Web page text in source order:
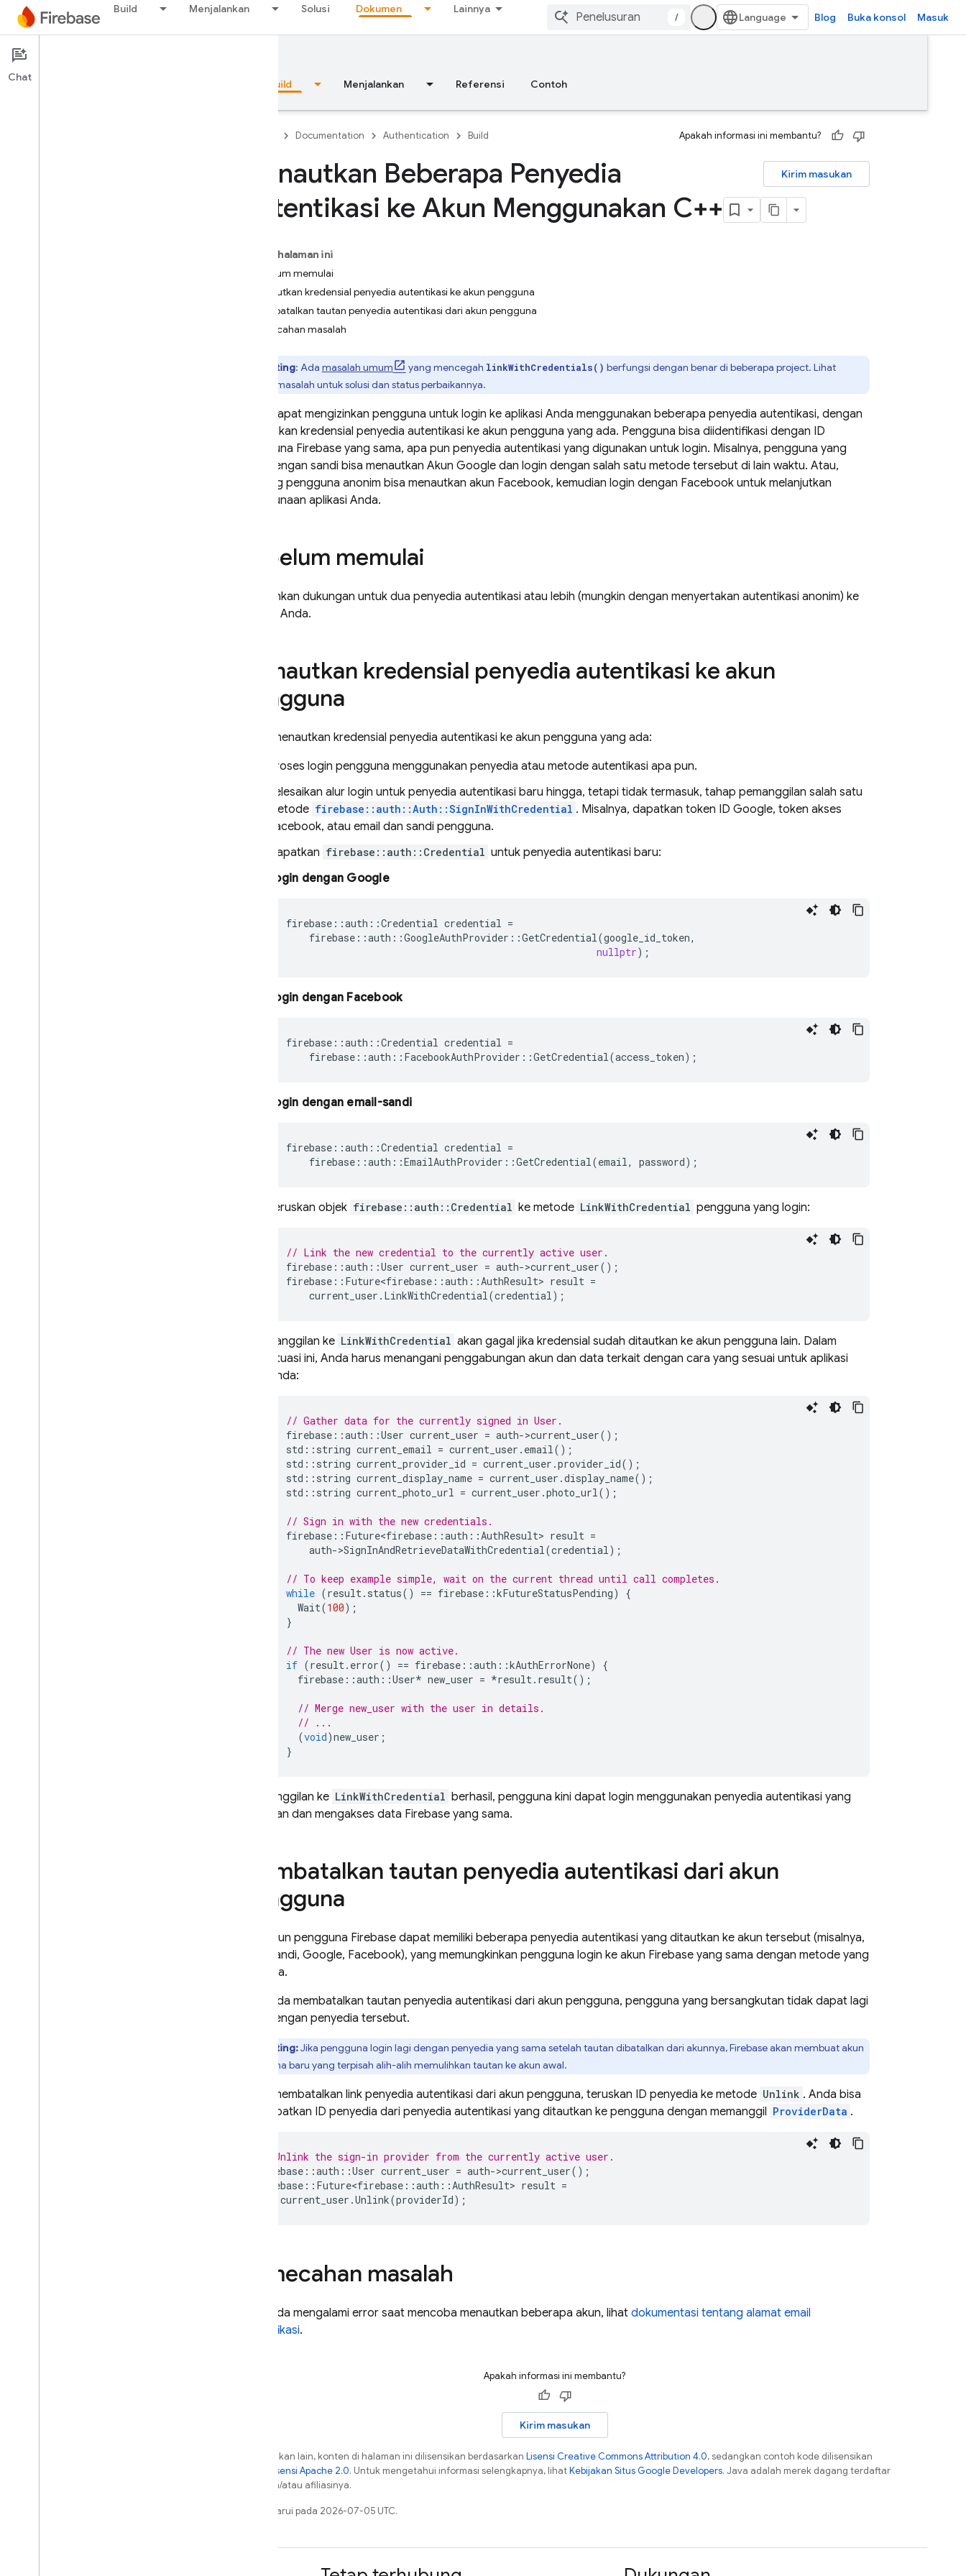
Build Menjalankan Solusi Dokumen Lainnya
/ Blog Buka konsol Masuk
Documentation
Ringkasan Build Menjalankan Referensi Contoh
Documentation Authentication Build Apakah informasi ini membantu?
Kirim masukan
Menautkan Beberapa Penyedia
Autentikasi ke Akun Menggunakan C++
Pada halaman ini
Sebelum memulai
Menautkan kredensial penyedia autentikasi ke akun pengguna
Membatalkan tautan penyedia autentikasi dari akun pengguna
Pemecahan masalah
Penting: Ada masalah umum yang mencegah linkWithCredentials() berfungsi dengan benar di beberapa project. Lihat
laporan masalah untuk solusi dan status perbaikannya.
Anda dapat mengizinkan pengguna untuk login ke aplikasi Anda menggunakan beberapa penyedia autentikasi, dengan
menautkan kredensial penyedia autentikasi ke akun pengguna yang ada. Pengguna bisa diidentifikasi dengan ID
pengguna Firebase yang sama, apa pun penyedia autentikasi yang digunakan untuk login. Misalnya, pengguna yang
login dengan sandi bisa menautkan Akun Google dan login dengan salah satu metode tersebut di lain waktu. Atau,
seorang pengguna anonim bisa menautkan akun Facebook, kemudian login dengan Facebook untuk melanjutkan
penggunaan aplikasi Anda.
Sebelum memulai
Tambahkan dukungan untuk dua penyedia autentikasi atau lebih (mungkin dengan menyertakan autentikasi anonim) ke
aplikasi Anda.
Menautkan kredensial penyedia autentikasi ke akun
pengguna
Untuk menautkan kredensial penyedia autentikasi ke akun pengguna yang ada:
Proses login pengguna menggunakan penyedia atau metode autentikasi apa pun.
Selesaikan alur login untuk penyedia autentikasi baru hingga, tetapi tidak termasuk, tahap pemanggilan salah satu
metode firebase::auth::Auth::SignInWithCredential . Misalnya, dapatkan token ID Google, token akses
Facebook, atau email dan sandi pengguna.
Dapatkan firebase::auth::Credential untuk penyedia autentikasi baru:
Login dengan Google
firebase ::auth ::Credential credential =
firebase ::auth ::GoogleAuthProvider ::GetCredential(google_id_token,
nullptr);
Login dengan Facebook
firebase ::auth ::Credential credential =
firebase ::auth :: FacebookAuthProvider ::GetCredential(access_token);
Login dengan email-sandi
firebase ::auth ::Credential credential =
firebase ::auth ::EmailAuthProvider ::GetCredential(email, password);
Teruskan objek firebase::auth::Credential ke metode LinkWithCredential pengguna yang login:
// Link the new credential to the currently active user.
firebase ::auth ::User current_user = auth->current_user();
firebase :: Future<firebase ::auth ::AuthResult> result =
current_user . LinkWithCredential(credential);
Panggilan ke LinkWithCredential akan gagal jika kredensial sudah ditautkan ke akun pengguna lain. Dalam
situasi ini, Anda harus menangani penggabungan akun dan data terkait dengan cara yang sesuai untuk aplikasi
Anda:
// Gather data for the currently signed in User.
firebase ::auth ::User current_user = auth->current_user();
std :: string current_email = current_user . email();
std :: string current_provider_id = current_user .provider_id();
std :: string current_display_name = current_user .display_name();
std :: string current_photo_url = current_user .photo_url();
// Sign in with the new credentials.
firebase :: Future<firebase ::auth ::AuthResult> result =
auth->SignInAndRetrieveDataWithCredential(credential);
// To keep example simple, wait on the current thread until call completes.
while (result. status() == firebase ::kFutureStatusPending)
{
Wait(100);
}
// The new User is now active.
if (result. error() == firebase ::auth ::kAuthErrorNone)
{
firebase ::auth ::User* new_user = *result. result();
// Merge new_user with the user in details.
// ...
(void)new_user ;
}
Jika panggilan ke LinkWithCredential berhasil, pengguna kini dapat login menggunakan penyedia autentikasi yang
ditautkan dan mengakses data Firebase yang sama.
Membatalkan tautan penyedia autentikasi dari akun
pengguna
Satu akun pengguna Firebase dapat memiliki beberapa penyedia autentikasi yang ditautkan ke akun tersebut (misalnya,
email/sandi, Google, Facebook), yang memungkinkan pengguna login ke akun Firebase yang sama dengan metode yang
berbeda.
Jika Anda membatalkan tautan penyedia autentikasi dari akun pengguna, pengguna yang bersangkutan tidak dapat lagi
login dengan penyedia tersebut.
Penting:Jika pengguna login lagi dengan penyedia yang sama setelah tautan dibatalkan dari akunnya, Firebase akan membuat akun
pengguna baru yang terpisah alih-alih memulihkan tautan ke akun awal.
Untuk membatalkan link penyedia autentikasi dari akun pengguna, teruskan ID penyedia ke metode Unlink . Anda bisa
mendapatkan ID penyedia dari penyedia autentikasi yang ditautkan ke pengguna dengan memanggil ProviderData .
// Unlink the sign-in provider from the currently active user.
firebase ::auth ::User current_user = auth->current_user();
firebase :: Future<firebase ::auth ::AuthResult> result =
current_user .Unlink(providerId);
Pemecahan masalah
Jika Anda mengalami error saat mencoba menautkan beberapa akun, lihat dokumentasi tentang alamat email
terverifikasi.
Apakah informasi ini membantu?
Kirim masukan
Kecuali dinyatakan lain, konten di halaman ini dilisensikan berdasarkan Lisensi Creative Commons Attribution 4.0, sedangkan contoh kode dilisensikan
Lisensi Apache 2.0. Untuk mengetahui informasi selengkapnya, lihatKebijakan Situs Google Developers. Java adalah merek dagang terdaftar
dari Oracle dan/atau afiliasinya.
Terakhir diperbarui pada 2026-07-05 UTC.
Chat